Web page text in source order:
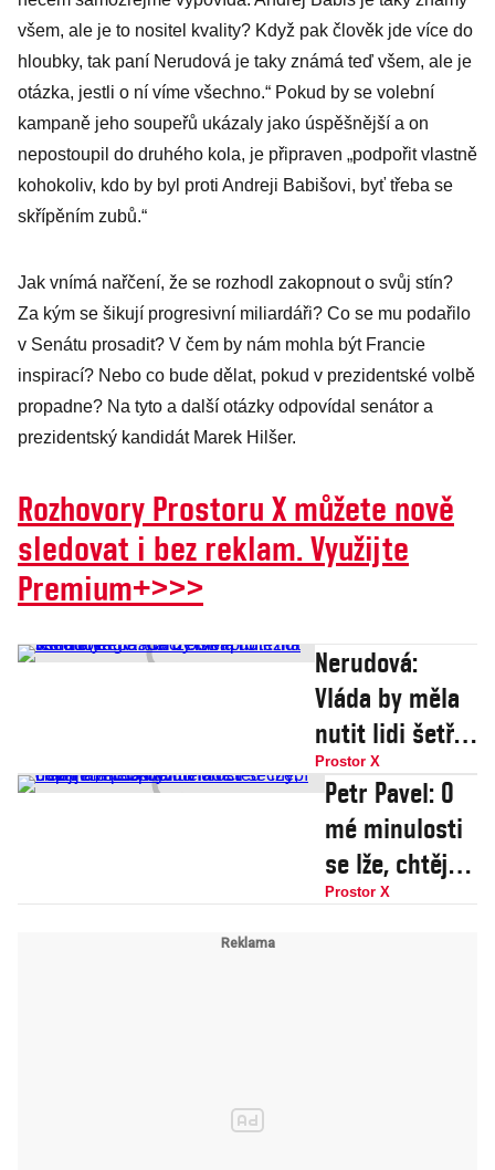
všem, ale je to nositel kvality? Když pak člověk jde více do
hloubky, tak paní Nerudová je taky známá teď všem, ale je
otázka, jestli o ní víme všechno.“ Pokud by se volební
kampaně jeho soupeřů ukázaly jako úspěšnější a on
nepostoupil do druhého kola, je připraven „podpořit vlastně
kohokoliv, kdo by byl proti Andreji Babišovi, byť třeba se
skřípěním zubů.“
Jak vnímá nařčení, že se rozhodl zakopnout o svůj stín?
Za kým se šikují progresivní miliardáři? Co se mu podařilo
v Senátu prosadit? V čem by nám mohla být Francie
inspirací? Nebo co bude dělat, pokud v prezidentské volbě
propadne? Na tyto a další otázky odpovídal senátor a
prezidentský kandidát Marek Hilšer.
Rozhovory Prostoru X můžete nově
sledovat i bez reklam. Využijte
Premium+>>>
Nerudová:
Vláda by měla
nutit lidi šetřit
energie. Chci
otvírat důležitá
témata, třeba
manželství pro
všechny
Prostor X
Petr Pavel: O
mé minulosti
se lže, chtějí
mě poškodit.
Prostor X